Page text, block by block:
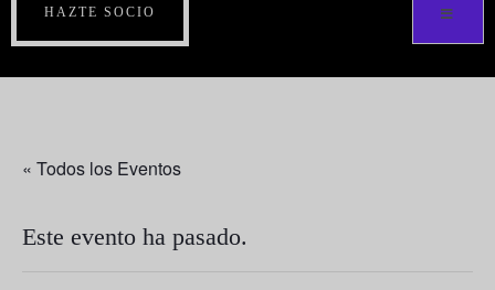
HAZTE SOCIO
« Todos los Eventos
Este evento ha pasado.